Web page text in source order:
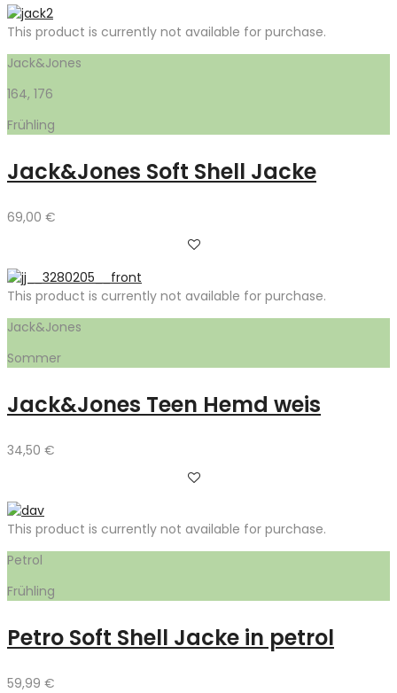
This product is currently not available for purchase.
Jack&Jones
164, 176
Frühling
Jack&Jones Soft Shell Jacke
69,00 €
This product is currently not available for purchase.
Jack&Jones
Sommer
Jack&Jones Teen Hemd weis
34,50 €
This product is currently not available for purchase.
Petrol
Frühling
Petro Soft Shell Jacke in petrol
59,99 €